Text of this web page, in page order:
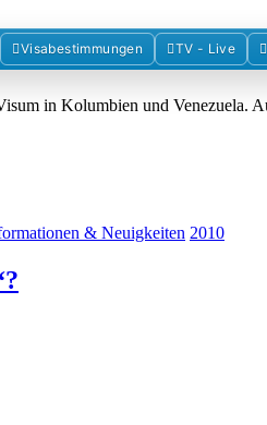
Forum der
in Kolumbien und Venezuela.
Visabestimmungen TV - Live
& Neuigkeiten 2010